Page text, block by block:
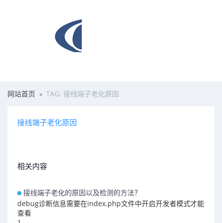
网站首页 TAG: 接线端子老化原因
接线端子老化原因
相关内容
接线端子老化的原因以及检测的方法？
debug诊断信息需要在index.php文件中开启开发者模式才能
查看